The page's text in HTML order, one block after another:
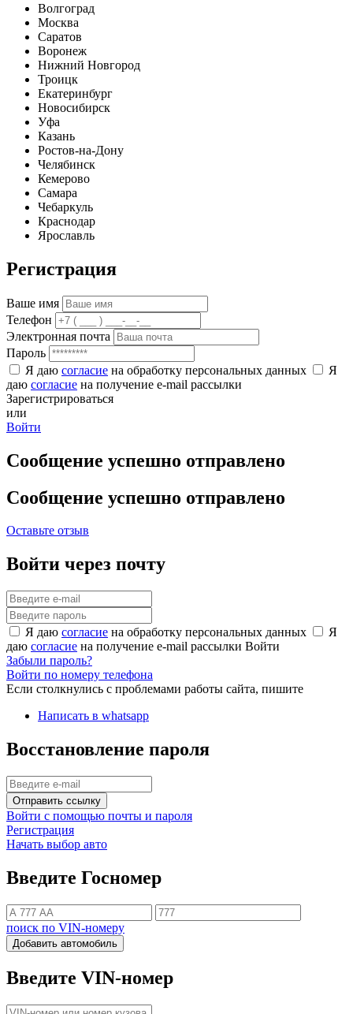
Волгоград
Москва
Саратов
Воронеж
Нижний Новгород
Троицк
Екатеринбург
Новосибирск
Уфа
Казань
Ростов-на-Дону
Челябинск
Кемерово
Самара
Чебаркуль
Краснодар
Ярославль
Регистрация
Ваше имя
Телефон
Электронная почта
Пароль
Я даю согласие на обработку персональных данных
Я
даю согласие на получение e-mail рассылки
Зарегистрироваться
или
Войти
Сообщение успешно отправлено
Сообщение успешно отправлено
Оставьте отзыв
Войти через почту
Я даю согласие на обработку персональных данных
Я
даю согласие на получение e-mail рассылки Войти
Забыли пароль?
Войти по номеру телефона
Если столкнулись с проблемами работы сайта, пишите
Написать в whatsapp
Восстановление пароля
Отправить ссылку
Войти с помощью почты и пароля
Регистрация
Начать выбор авто
Введите Госномер
поиск по VIN-номеру
Добавить автомобиль
Введите VIN-номер